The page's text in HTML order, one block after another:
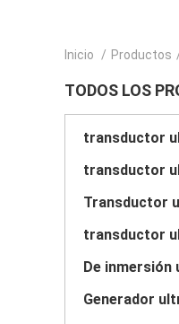
Inicio / Productos
TODOS LOS